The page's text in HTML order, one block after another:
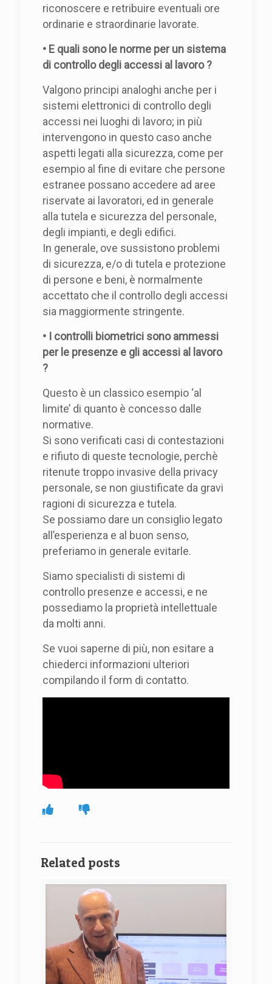
riconoscere e retribuire eventuali ore
ordinarie e straordinarie lavorate.
• E quali sono le norme per un sistema
di controllo degli accessi al lavoro ?
Valgono principi analoghi anche per i
sistemi elettronici di controllo degli
accessi nei luoghi di lavoro; in più
intervengono in questo caso anche
aspetti legati alla sicurezza, come per
esempio al fine di evitare che persone
estranee possano accedere ad aree
riservate ai lavoratori, ed in generale
alla tutela e sicurezza del personale,
degli impianti, e degli edifici.
In generale, ove sussistono problemi
di sicurezza, e/o di tutela e protezione
di persone e beni, è normalmente
accettato che il controllo degli accessi
sia maggiormente stringente.
• I controlli biometrici sono ammessi
per le presenze e gli accessi al lavoro
?
Questo è un classico esempio ‘al
limite’ di quanto è concesso dalle
normative.
Si sono verificati casi di contestazioni
e rifiuto di queste tecnologie, perchè
ritenute troppo invasive della privacy
personale, se non giustificate da gravi
ragioni di sicurezza e tutela.
Se possiamo dare un consiglio legato
all’esperienza e al buon senso,
preferiamo in generale evitarle.
Siamo specialisti di sistemi di
controllo presenze e accessi, e ne
possediamo la proprietà intellettuale
da molti anni.
Se vuoi saperne di più, non esitare a
chiederci informazioni ulteriori
compilando il form di contatto.
Related posts